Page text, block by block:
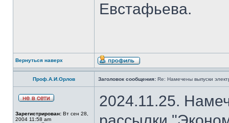
Евстафьева.
Вернуться наверх
Проф.А.И.Орлов Заголовок сообщения: Re: Намечены выпуски
Зарегистрирован: Вт сен 28,
2004 11:58 am
2024.11.25.